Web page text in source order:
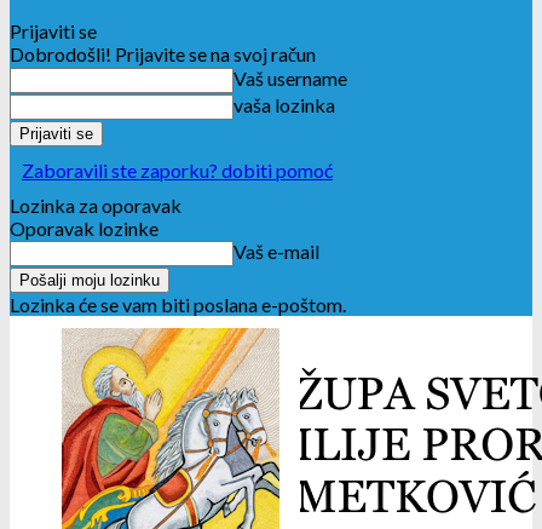
Prijaviti se
Dobrodošli! Prijavite se na svoj račun
Vaš username
vaša lozinka
Zaboravili ste zaporku? dobiti pomoć
Lozinka za oporavak
Oporavak lozinke
Vaš e-mail
Lozinka će se vam biti poslana e-poštom.